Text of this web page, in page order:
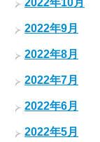
2022年10月
2022年9月
2022年8月
2022年7月
2022年6月
2022年5月